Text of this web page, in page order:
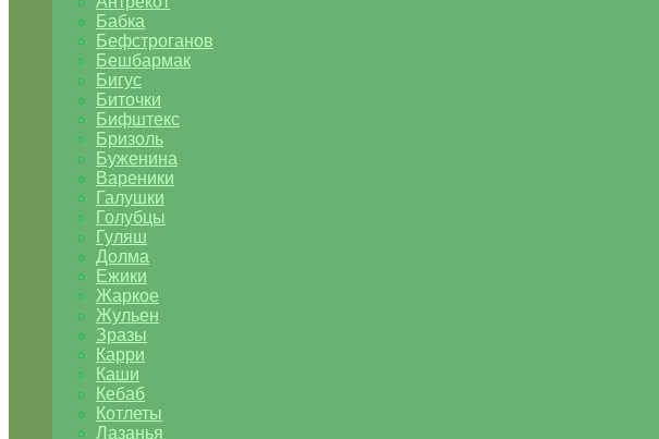
Бабка
Бефстроганов
Бешбармак
Бигус
Биточки
Бифштекс
Бризоль
Буженина
Вареники
Галушки
Голубцы
Гуляш
Долма
Ежики
Жаркое
Жульен
Зразы
Карри
Каши
Кебаб
Котлеты
Лазанья